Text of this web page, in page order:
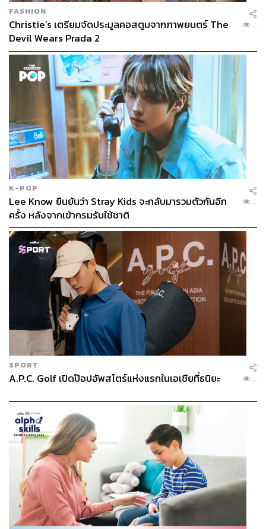
FASHION
Christie’s เตรียมจัดประมูลคอสตูมจากภาพยนตร์ The
Devil Wears Prada 2
...
K-POP
Lee Know ยืนยันว่า Stray Kids จะกลับมารวมตัวกันอีก
ครั้ง หลังจากเข้ากรมรับใช้ชาติ
...
SPORT
A.P.C. Golf เปิดป๊อปอัพสโตร์แห่งแรกในเอเชียที่ธนิยะ ...